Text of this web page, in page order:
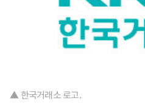
▲ 한국거래소 로고.